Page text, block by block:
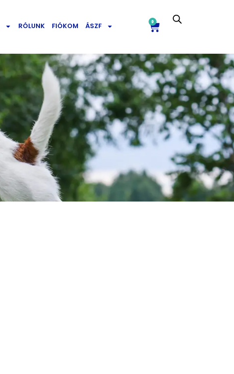
RÓLUNK FIÓKOM ÁSZF 0